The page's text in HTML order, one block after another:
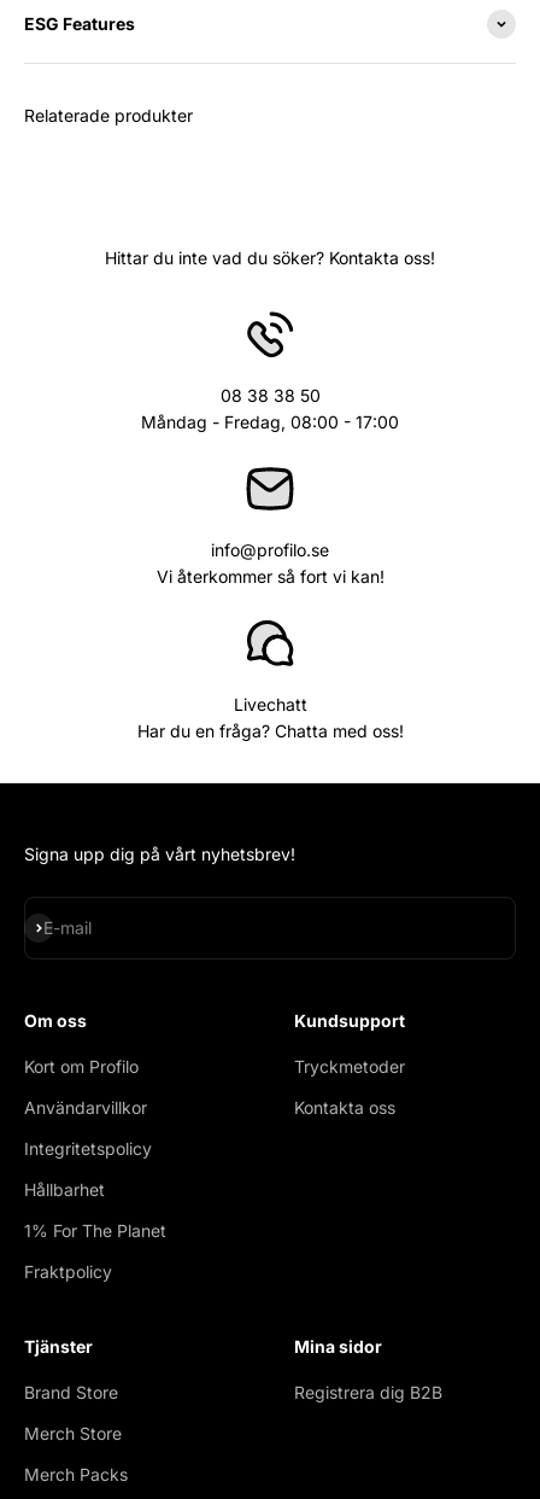
ESG Features
Relaterade produkter
Hittar du inte vad du söker? Kontakta oss!
08 38 38 50
Måndag - Fredag, 08:00 - 17:00
info@profilo.se
Vi återkommer så fort vi kan!
Livechatt
Har du en fråga? Chatta med oss!
Signa upp dig på vårt nyhetsbrev!
E-mail
Subscribe
Om oss
Kort om Profilo
Användarvillkor
Integritetspolicy
Hållbarhet
1% For The Planet
Fraktpolicy
Kundsupport
Tryckmetoder
Kontakta oss
Tjänster
Brand Store
Merch Store
Merch Packs
Mina sidor
Registrera dig B2B